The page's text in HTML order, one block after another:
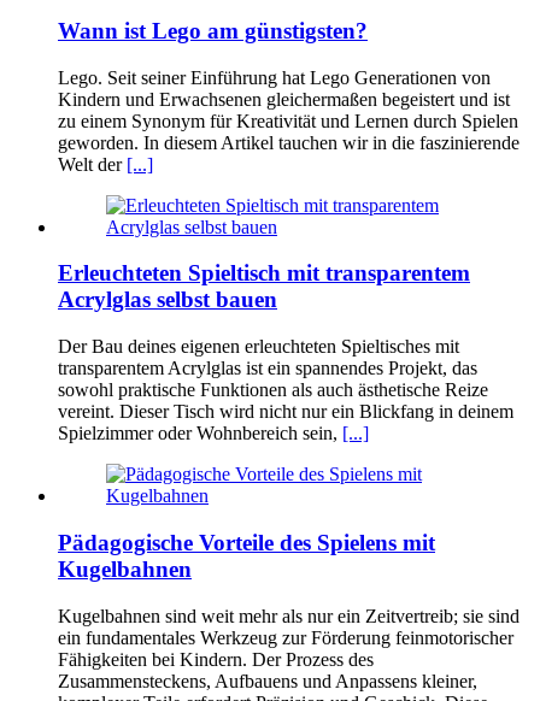
Wann ist Lego am günstigsten?
Lego. Seit seiner Einführung hat Lego Generationen von
Kindern und Erwachsenen gleichermaßen begeistert und ist
zu einem Synonym für Kreativität und Lernen durch Spielen
geworden. In diesem Artikel tauchen wir in die faszinierende
Welt der [...]
Erleuchteten Spieltisch mit transparentem
Acrylglas selbst bauen
Der Bau deines eigenen erleuchteten Spieltisches mit
transparentem Acrylglas ist ein spannendes Projekt, das
sowohl praktische Funktionen als auch ästhetische Reize
vereint. Dieser Tisch wird nicht nur ein Blickfang in deinem
Spielzimmer oder Wohnbereich sein, [...]
Pädagogische Vorteile des Spielens mit
Kugelbahnen
Kugelbahnen sind weit mehr als nur ein Zeitvertreib; sie sind
ein fundamentales Werkzeug zur Förderung feinmotorischer
Fähigkeiten bei Kindern. Der Prozess des
Zusammensteckens, Aufbauens und Anpassens kleiner,